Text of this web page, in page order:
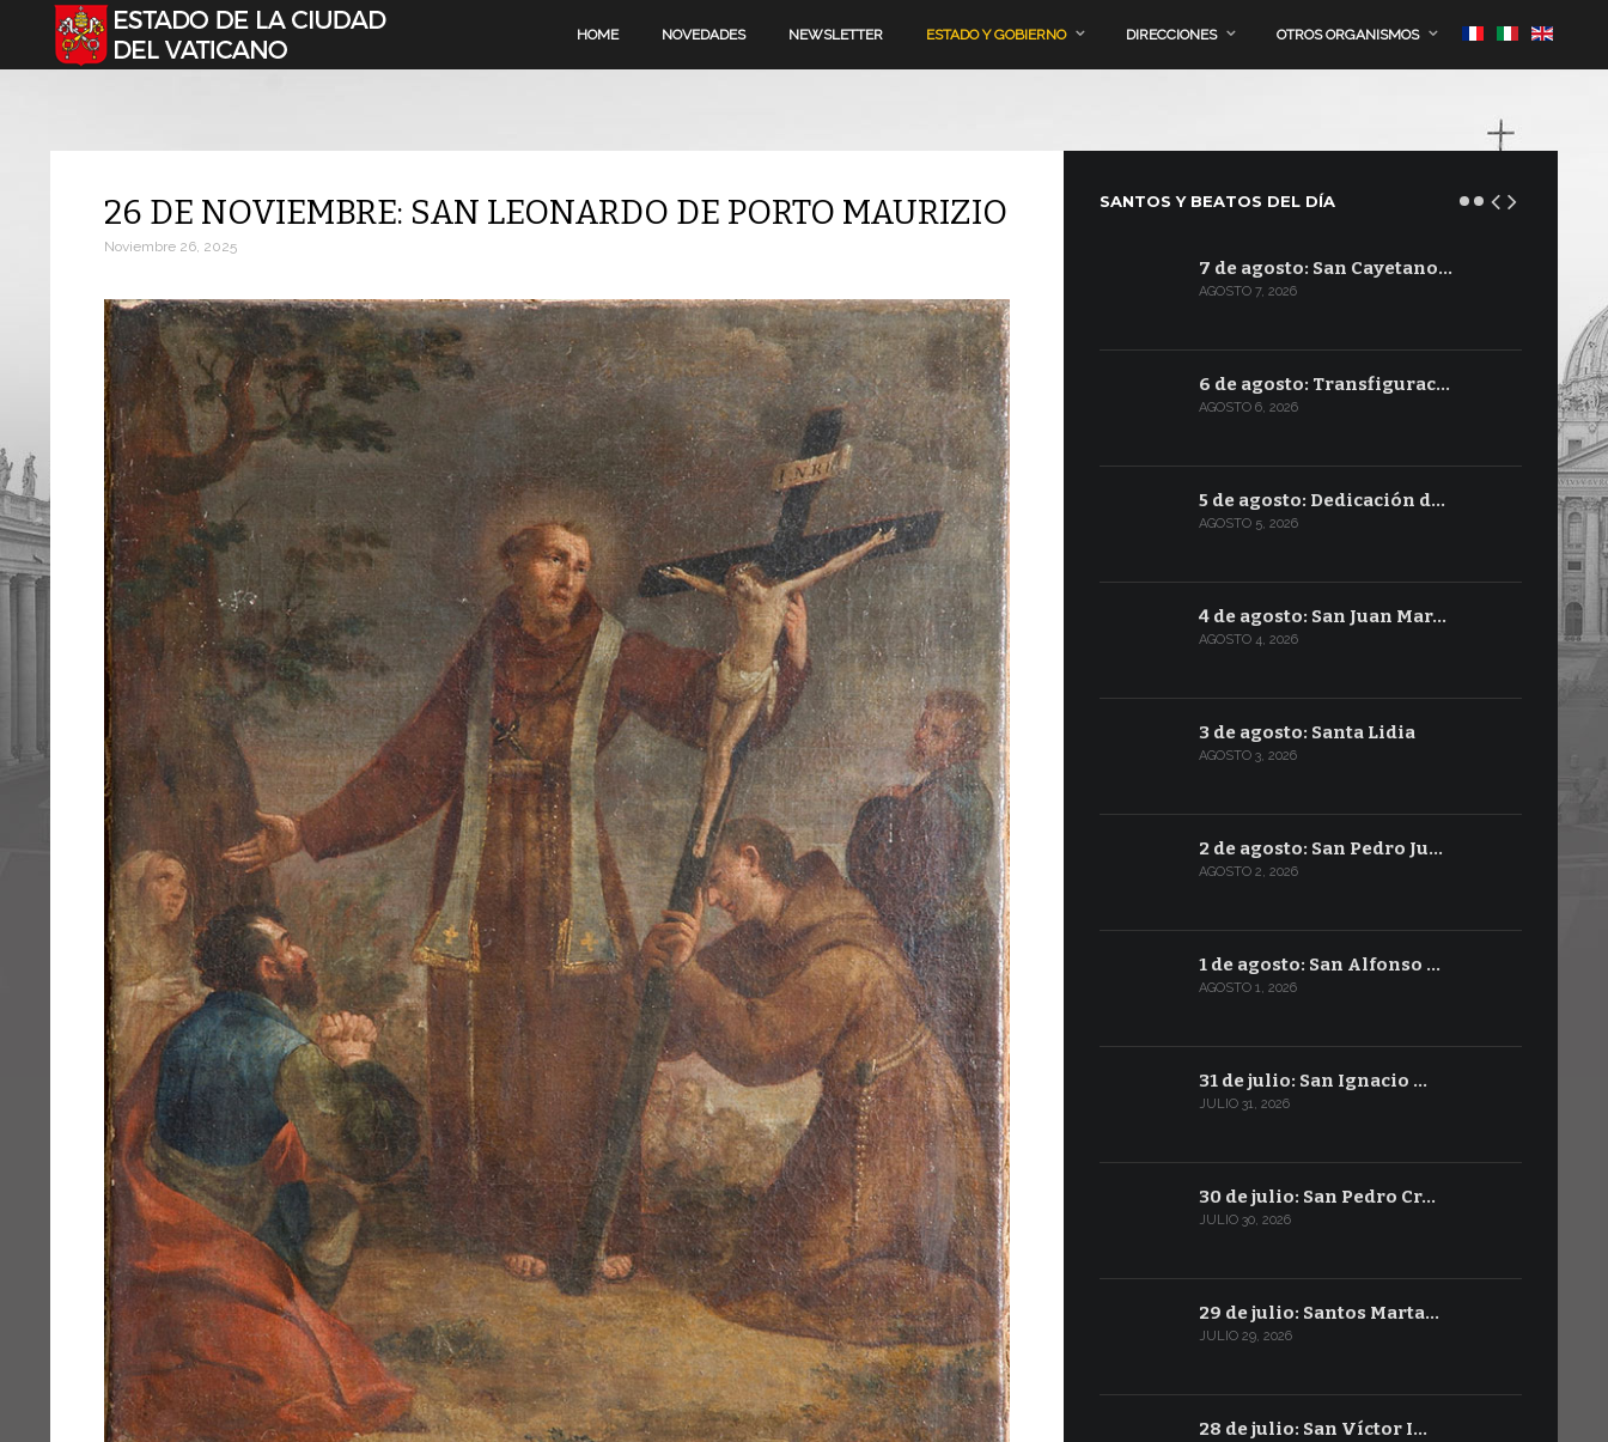
Seleccione su idioma HOME NOVEDADES NEWSLETTER ESTADO Y GOBIERNO DIRECCIONES OTROS ORGANISMOS
26 DE NOVIEMBRE: SAN LEONARDO DE PORTO MAURIZIO
Noviembre 26, 2025
SANTOS Y BEATOS DEL DÍA
7 de agosto: San Cayetano…
AGOSTO 7, 2026
6 de agosto: Transfigurac…
AGOSTO 6, 2026
5 de agosto: Dedicación d…
AGOSTO 5, 2026
4 de agosto: San Juan Mar…
AGOSTO 4, 2026
3 de agosto: Santa Lidia
AGOSTO 3, 2026
2 de agosto: San Pedro Ju…
AGOSTO 2, 2026
1 de agosto: San Alfonso …
AGOSTO 1, 2026
31 de julio: San Ignacio …
JULIO 31, 2026
30 de julio: San Pedro Cr…
JULIO 30, 2026
29 de julio: Santos Marta…
JULIO 29, 2026
28 de julio: San Víctor I…